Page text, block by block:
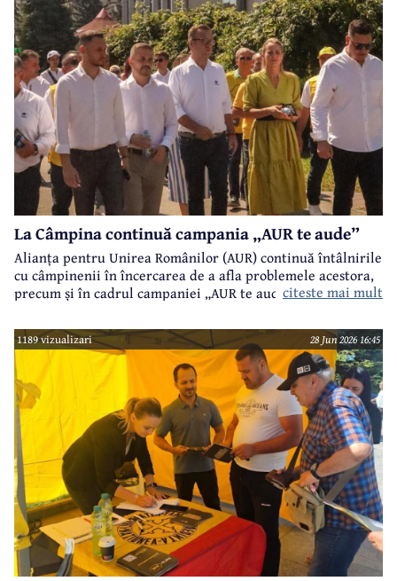
La Câmpina continuă campania „AUR te aude”
Alianța pentru Unirea Românilor (AUR) continuă întâlnirile
cu câmpinenii în încercarea de a afla problemele acestora,
precum și în cadrul campaniei „AUR te aude”.citeste mai mult
1189 vizualizari 28 Jun 2026 16:45